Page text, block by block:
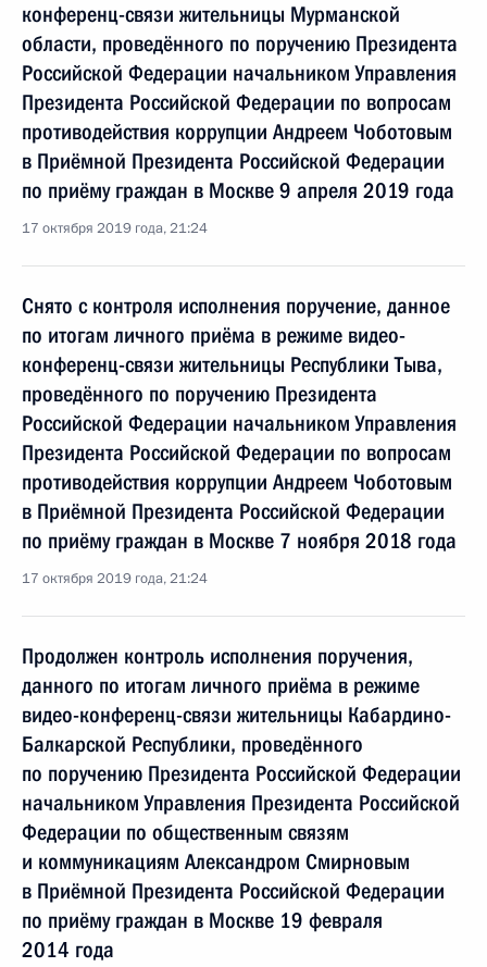
конференц-связи жительницы Мурманской
области, проведённого по поручению Президента
Российской Федерации начальником Управления
Президента Российской Федерации по вопросам
противодействия коррупции Андреем Чоботовым
в Приёмной Президента Российской Федерации
по приёму граждан в Москве 9 апреля 2019 года
17 октября 2019 года, 21:24
Снято с контроля исполнения поручение, данное
по итогам личного приёма в режиме видео-
конференц-связи жительницы Республики Тыва,
проведённого по поручению Президента
Российской Федерации начальником Управления
Президента Российской Федерации по вопросам
противодействия коррупции Андреем Чоботовым
в Приёмной Президента Российской Федерации
по приёму граждан в Москве 7 ноября 2018 года
17 октября 2019 года, 21:24
Продолжен контроль исполнения поручения,
данного по итогам личного приёма в режиме
видео-конференц-связи жительницы Кабардино-
Балкарской Республики, проведённого
по поручению Президента Российской Федерации
начальником Управления Президента Российской
Федерации по общественным связям
и коммуникациям Александром Смирновым
в Приёмной Президента Российской Федерации
по приёму граждан в Москве 19 февраля
2014 года